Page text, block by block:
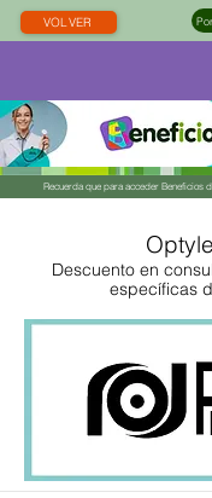
VOLVER
Recuerda que para acceder Beneficios
Descuento en
específicas